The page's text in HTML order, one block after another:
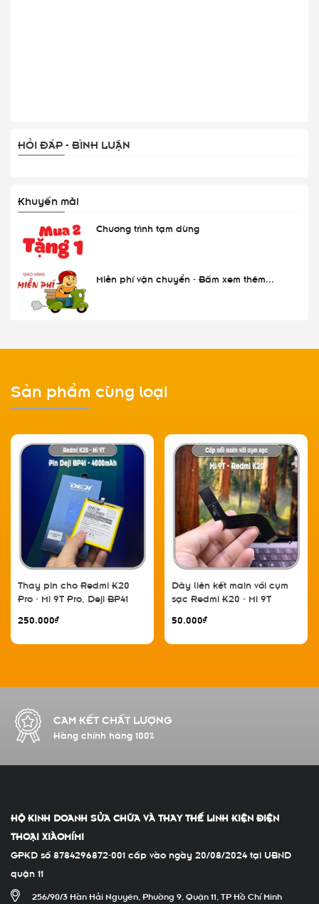
HỎI ĐÁP - BÌNH LUẬN
Khuyến mãi
Chương trình tạm dừng
Miễn phí vận chuyển - Bấm xem thêm...
Sản phẩm cùng loại
Thay pin cho Redmi K20
Pro - Mi 9T Pro, Deji BP41
250.000₫
Dây liên kết main với cụm
sạc Redmi K20 - Mi 9T
50.000₫
CAM KẾT CHẤT LƯỢNG
Hàng chính hãng 100%
HỘ KINH DOANH SỬA CHỮA VÀ THAY THẾ LINH KIỆN ĐIỆN
THOẠI XIÀOMÍMI
GPKD số 8784296872-001 cấp vào ngày 20/08/2024 tại UBND
quận 11
256/90/3 Hàn Hải Nguyên, Phường 9, Quận 11, TP Hồ Chí Minh